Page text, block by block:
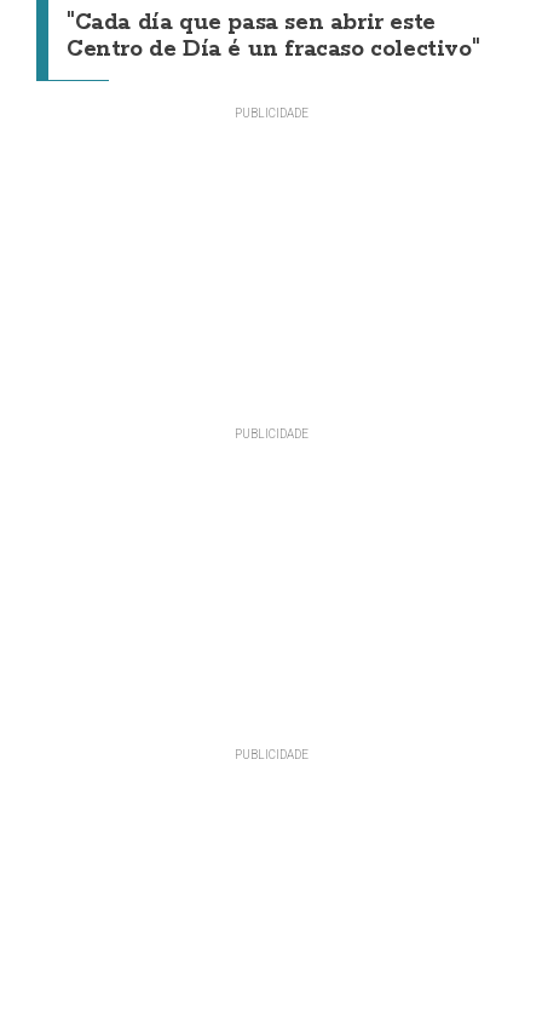
"Cada día que pasa sen abrir este
Centro de Día é un fracaso colectivo"